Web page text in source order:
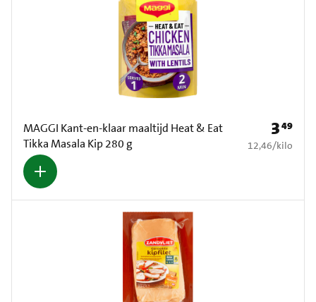
MAGGI Kant-en-klaar maaltijd Heat & Eat
Tikka Masala Kip 280 g
Prijs: €
349
€ 12,46 per kilo
12,46/kilo